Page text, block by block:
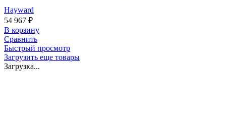
Hayward
54 967 ₽
В корзину
Сравнить
Быстрый просмотр
Загрузить еще товары
Загрузка...